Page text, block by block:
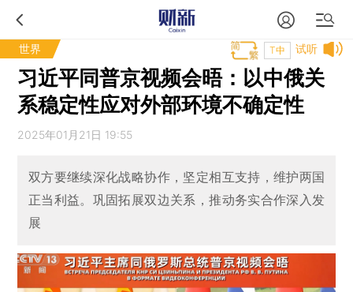
世界 试听
T中
习近平同普京视频会晤：以中俄关
系稳定性应对外部环境不确定性
2025年01月21日 19:55
双方要继续深化战略协作，坚定相互支持，维护两国
正当利益。巩固拓展双边关系，推动务实合作深入发
展